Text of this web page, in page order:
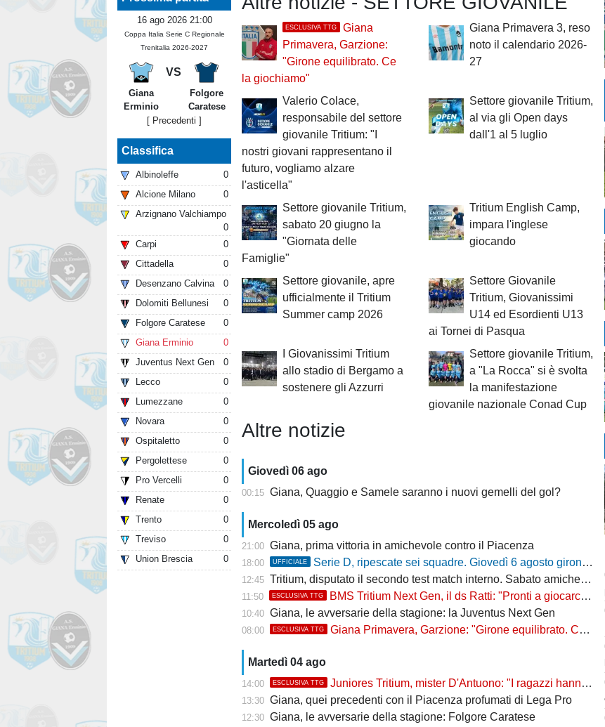
16 ago 2026 21:00
Coppa Italia Serie C Regionale
Trenitalia 2026-2027
VS
Giana
Erminio
Folgore
Caratese
[ Precedenti ]
Classifica
Albinoleffe
0
Alcione Milano
0
Arzignano Valchiampo
0
Carpi
0
Cittadella
0
Desenzano Calvina
0
Dolomiti Bellunesi
0
Folgore Caratese
0
Giana Erminio
0
Juventus Next Gen
0
Lecco
0
Lumezzane
0
Novara
0
Ospitaletto
0
Pergolettese
0
Pro Vercelli
0
Renate
0
Trento
0
Treviso
0
Union Brescia
0
ESCLUSIVA TTG
Giana
Primavera, Garzione:
"Girone equilibrato. Ce
la giochiamo"
Giana Primavera 3, reso
noto il calendario 2026-
27
Valerio Colace,
responsabile del settore
giovanile Tritium: "I
nostri giovani rappresentano il
futuro, vogliamo alzare
l'asticella"
Settore giovanile Tritium,
al via gli Open days
dall'1 al 5 luglio
Settore giovanile Tritium,
sabato 20 giugno la
"Giornata delle
Famiglie"
Tritium English Camp,
impara l'inglese
giocando
Settore giovanile, apre
ufficialmente il Tritium
Summer camp 2026
Settore Giovanile
Tritium, Giovanissimi
U14 ed Esordienti U13
ai Tornei di Pasqua
I Giovanissimi Tritium
allo stadio di Bergamo a
sostenere gli Azzurri
Settore giovanile Tritium,
a "La Rocca" si è svolta
la manifestazione
giovanile nazionale Conad Cup
Altre notizie
Giovedì 06 ago
00:15 Giana, Quaggio e Samele saranno i nuovi gemelli del gol?
Mercoledì 05 ago
21:00 Giana, prima vittoria in amichevole contro il Piacenza
18:00 UFFICIALE Serie D, ripescate sei squadre. Giovedì 6 agosto gironi e calendari del campionato 2026/27
12:45 Tritium, disputato il secondo test match interno. Sabato amichevole col Sant'Angelo
11:50 ESCLUSIVA TTG BMS Tritium Next Gen, il ds Ratti: "Pronti a giocarcela"
10:40 Giana, le avversarie della stagione: la Juventus Next Gen
08:00 ESCLUSIVA TTG Giana Primavera, Garzione: "Girone equilibrato. Ce la giochiamo"
Martedì 04 ago
14:00 ESCLUSIVA TTG Juniores Tritium, mister D'Antuono: "I ragazzi hanno già un'impostazione, l'obiettivo è cercare..."
13:30 Giana, quei precedenti con il Piacenza profumati di Lega Pro
12:30 Giana, le avversarie della stagione: Folgore Caratese